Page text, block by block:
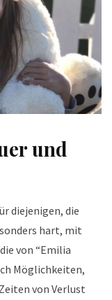
und
diejenigen, die
hart, mit
von “Emilia
Möglichkeiten,
von Verlust